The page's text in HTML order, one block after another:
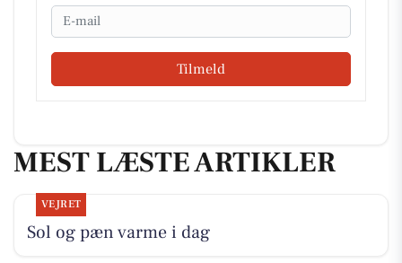
Email
Tilmeld
MEST LÆSTE ARTIKLER
VEJRET
Sol og pæn varme i dag